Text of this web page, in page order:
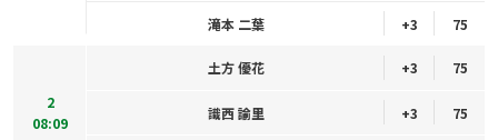
滝本 二葉 +3 75
2
08:09
土方 優花 +3 75
識西 諭里 +3 75